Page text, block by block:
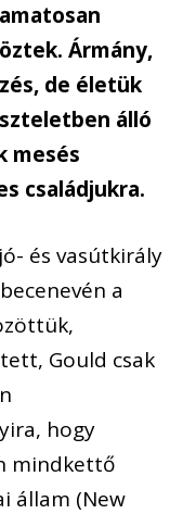
Ármány,
de életük
álló
mesés
családjukra.
és vasútkirály
a
Gould csak
hogy
mindkettő
állam (New